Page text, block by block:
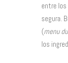
entre
segura.
(menu
los